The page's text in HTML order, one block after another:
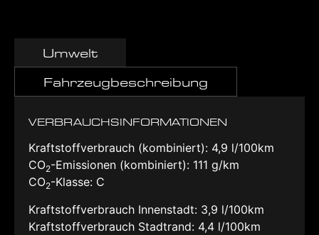
Umwelt
Fahrzeugbeschreibung
VERBRAUCHSINFORMATIONEN
Kraftstoffverbrauch (kombiniert): 4,9 l/100km
CO2-Emissionen (kombiniert): 111 g/km
CO2-Klasse: C
Kraftstoffverbrauch Innenstadt: 3,9 l/100km
Kraftstoffverbrauch Stadtrand: 4,4 l/100km